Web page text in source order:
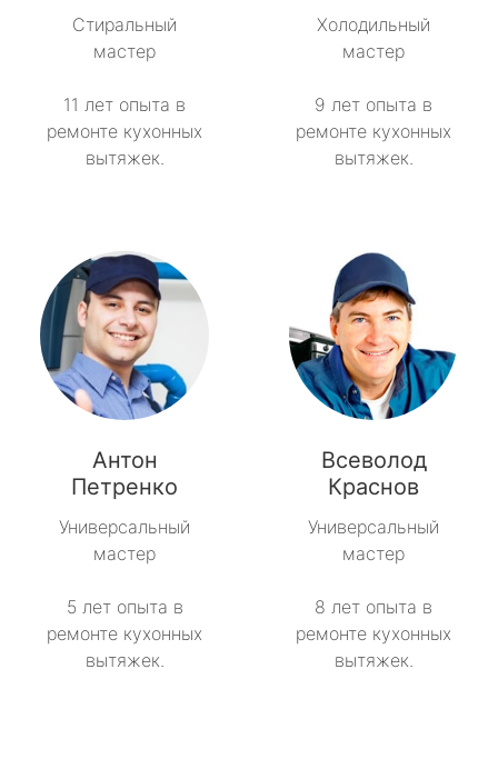
Стиральный
мастер
11 лет опыта в
ремонте кухонных
вытяжек.
Холодильный
мастер
9 лет опыта в
ремонте кухонных
вытяжек.
Антон
Петренко
Универсальный
мастер
5 лет опыта в
ремонте кухонных
вытяжек.
Всеволод
Краснов
Универсальный
мастер
8 лет опыта в
ремонте кухонных
вытяжек.